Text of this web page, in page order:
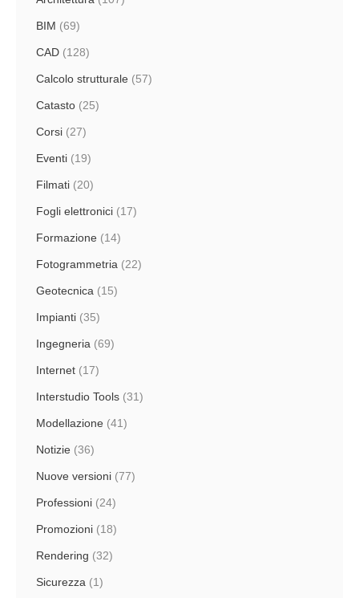
BIM (69)
CAD (128)
Calcolo strutturale (57)
Catasto (25)
Corsi (27)
Eventi (19)
Filmati (20)
Fogli elettronici (17)
Formazione (14)
Fotogrammetria (22)
Geotecnica (15)
Impianti (35)
Ingegneria (69)
Internet (17)
Interstudio Tools (31)
Modellazione (41)
Notizie (36)
Nuove versioni (77)
Professioni (24)
Promozioni (18)
Rendering (32)
Sicurezza (1)